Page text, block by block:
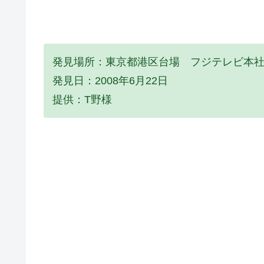
発見場所：東京都港区台場 フジテレビ本
発見日：2008年6月22日
提供：T野様